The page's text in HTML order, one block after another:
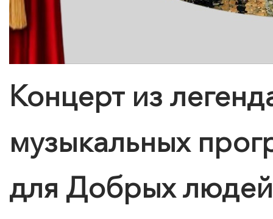
Концерт из
музыкальных
для Добрых